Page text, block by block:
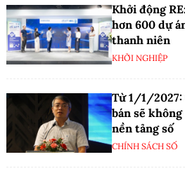
Khởi động
hơn 600 dự
thanh niên
KHỞI NGHIỆP
Từ 1/1/2027:
bán sẽ
nền tảng số
CHÍNH SÁCH SỐ